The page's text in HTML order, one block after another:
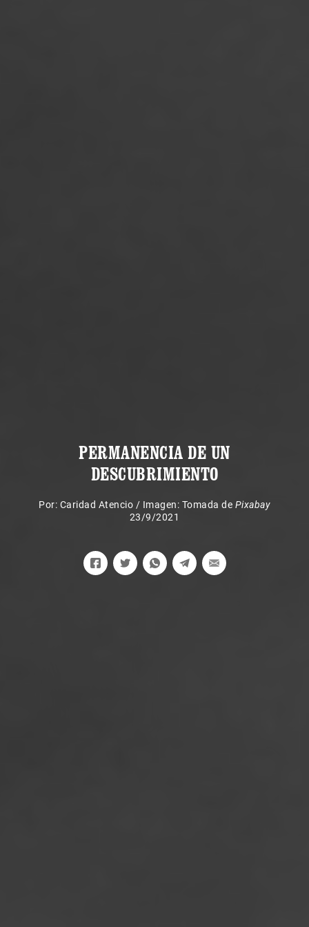
PERMANENCIA DE UN
DESCUBRIMIENTO
Por: Caridad Atencio / Imagen: Tomada de Pixabay
23/9/2021